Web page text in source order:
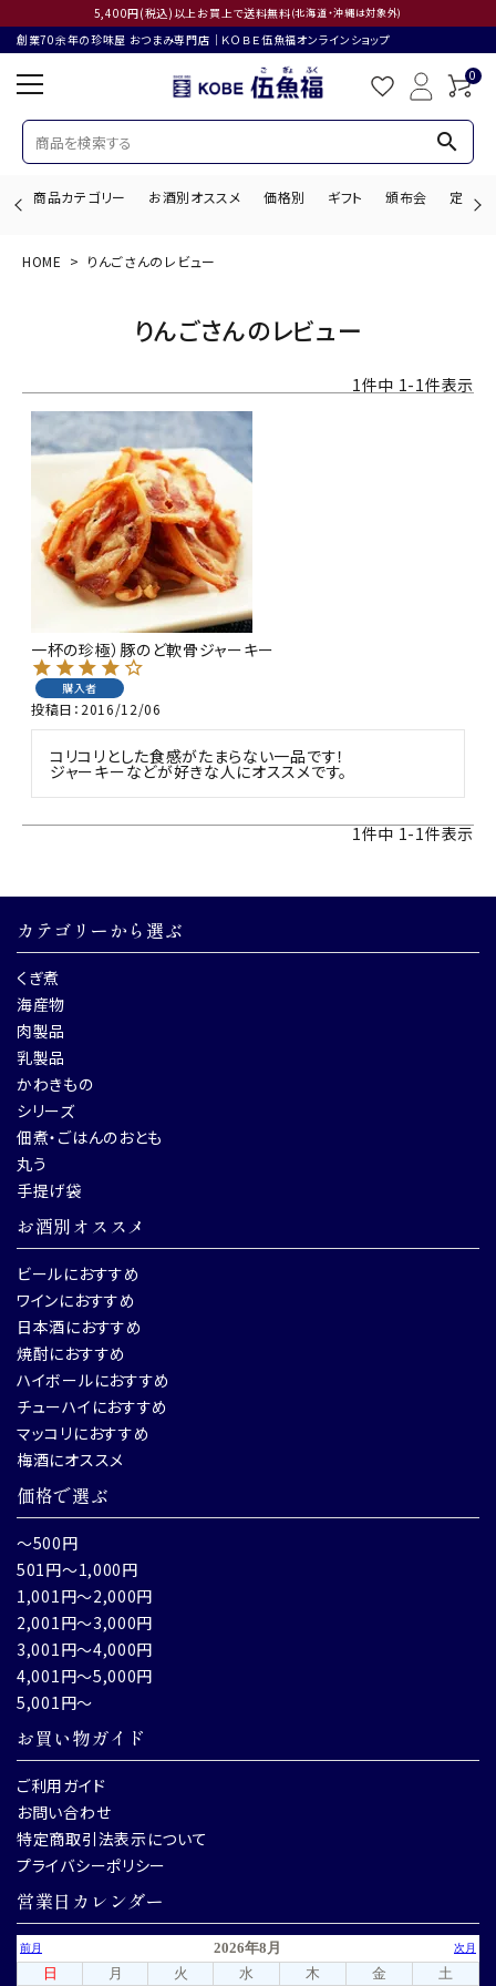
5,400円(税込)以上お買上で送料無料(北海道・沖縄は対象外)
創業70余年の珍味屋 おつまみ専門店│ＫＯＢＥ伍魚福オンラインショップ
0
search
商品カテゴリー お酒別オススメ 価格別 ギフト 頒布会 定期購
ログイン 会員登録
商品カテゴリー
お酒別オススメ
お問い合わせ
直営店
HOME りんごさんのレビュー
りんごさんのレビュー
1件中 1-1件表示
一杯の珍極）豚のど軟骨ジャーキー
購入者
投稿日 2016/12/06
コリコリとした食感がたまらない一品です！
ジャーキーなどが好きな人にオススメです。
1件中 1-1件表示
カテゴリーから選ぶ
くぎ煮
海産物
肉製品
乳製品
かわきもの
シリーズ
佃煮・ごはんのおとも
丸う
手提げ袋
お酒別オススメ
ビールにおすすめ
ワインにおすすめ
日本酒におすすめ
焼酎におすすめ
ハイボールにおすすめ
チューハイにおすすめ
マッコリにおすすめ
梅酒にオススメ
価格で選ぶ
～500円
501円～1,000円
1,001円～2,000円
2,001円～3,000円
3,001円～4,000円
4,001円～5,000円
5,001円～
お買い物ガイド
ご利用ガイド
お問い合わせ
特定商取引法表示について
プライバシーポリシー
営業日カレンダー